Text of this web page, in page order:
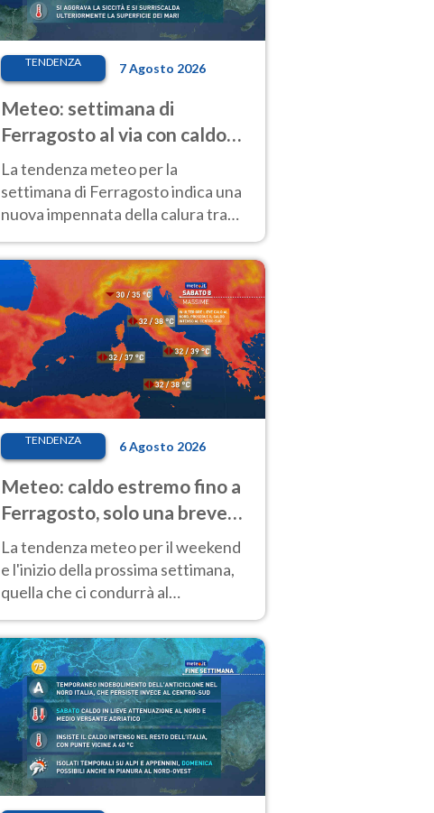
TENDENZA 7 Agosto 2026
Meteo: settimana di
Ferragosto al via con caldo
intenso e qualche temporale
La tendenza meteo per la
settimana di Ferragosto indica una
nuova impennata della calura tra
anche al Nord.
TENDENZA 6 Agosto 2026
Meteo: caldo estremo fino a
Ferragosto, solo una breve
pausa. Ecco dove
La tendenza meteo per il weekend
e l'inizio della prossima settimana,
quella che ci condurrà al
temperature molto elevate